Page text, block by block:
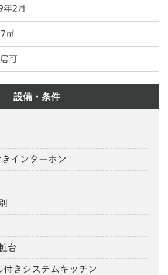
年2月
㎡
可
設備・条件
インターホン
台
付きシステムキッチン